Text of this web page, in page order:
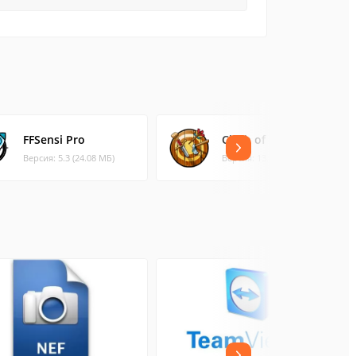
FFSensi Pro
Версия: 5.3 (24.08 МБ)
Clash of Lights
Версия: 13.0.4 (137.88 МБ)